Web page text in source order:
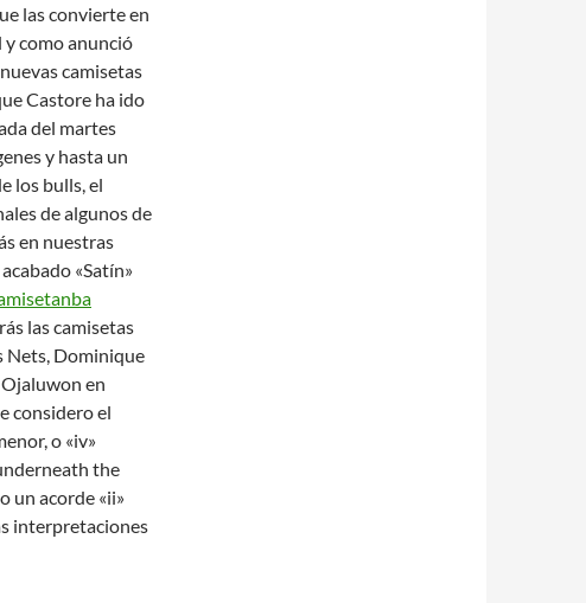
las convierte en
y como anunció
camisetas
Castore ha ido
del martes
y hasta un
los bulls, el
de algunos de
en nuestras
«Satín»
las camisetas
Nets, Dominique
en
considero el
o «iv»
the
un acorde «ii»
interpretaciones